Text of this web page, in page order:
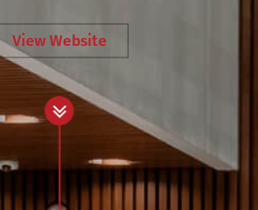
View Website